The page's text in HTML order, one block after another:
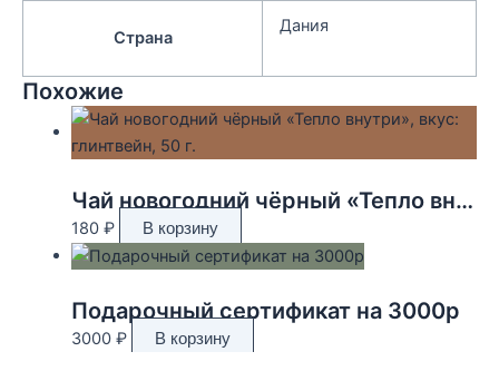
Страна
Дания
Похожие
Чай новогодний чёрный «Тепло внутри», вкус: глинтвейн, 50 г.
180 ₽ В корзину
Подарочный сертификат на 3000р
3000 ₽ В корзину